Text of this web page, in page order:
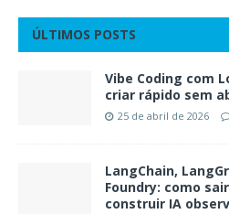
ÚLTIMOS POSTS
Vibe Coding com
criar rápido sem
25 de abril de 2026
LangChain,
Foundry: como
construir IA